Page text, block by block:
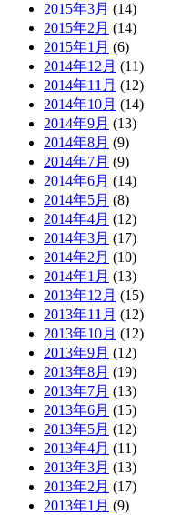
2015年3月 (14)
2015年2月 (14)
2015年1月 (6)
2014年12月 (11)
2014年11月 (12)
2014年10月 (14)
2014年9月 (13)
2014年8月 (9)
2014年7月 (9)
2014年6月 (14)
2014年5月 (8)
2014年4月 (12)
2014年3月 (17)
2014年2月 (10)
2014年1月 (13)
2013年12月 (15)
2013年11月 (12)
2013年10月 (12)
2013年9月 (12)
2013年8月 (19)
2013年7月 (13)
2013年6月 (15)
2013年5月 (12)
2013年4月 (11)
2013年3月 (13)
2013年2月 (17)
2013年1月 (9)